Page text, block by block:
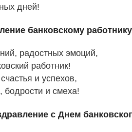
дней!
банковскому
радостных эмоций,
работник!
и успехов,
бодрости и смеха!
с Днем